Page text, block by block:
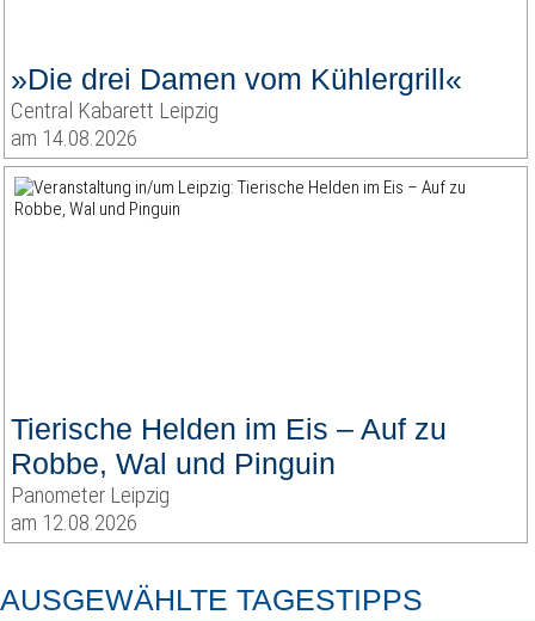
»Die drei Damen vom Kühlergrill«
Central Kabarett Leipzig
am 14.08.2026
Tierische Helden im Eis – Auf zu
Robbe, Wal und Pinguin
Panometer Leipzig
am 12.08.2026
AUSGEWÄHLTE TAGESTIPPS